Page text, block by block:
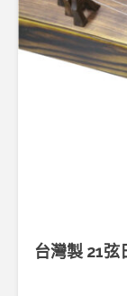
台灣製 21弦